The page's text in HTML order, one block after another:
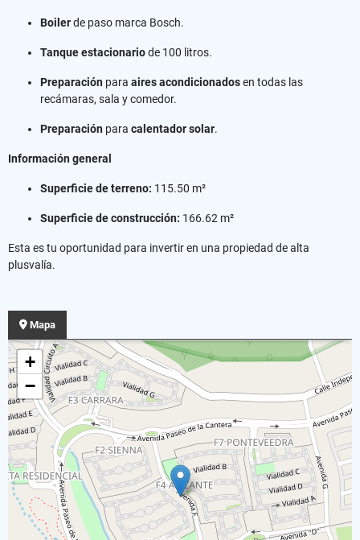
Boilerde paso marca Bosch.
Tanque estacionariode 100 litros.
Preparación para aires acondicionadosen todas las
recámaras, sala y comedor.
Preparación para calentador solar.
Información general
Superficie de terreno: 115.50 m²
Superficie de construcción: 166.62 m²
Esta es tu oportunidad para invertir en una propiedad de alta
plusvalía.
Mapa
+
−